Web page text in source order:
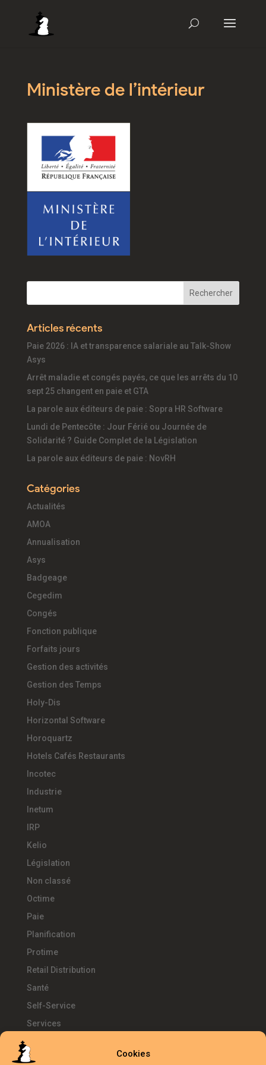
Cookies
Ministère de l’intérieur
Articles récents
Paie 2026 : IA et transparence salariale au Talk-Show
Asys
Arrêt maladie et congés payés, ce que les arrêts du 10
sept 25 changent en paie et GTA
La parole aux éditeurs de paie : Sopra HR Software
Lundi de Pentecôte : Jour Férié ou Journée de
Solidarité ? Guide Complet de la Législation
La parole aux éditeurs de paie : NovRH
Catégories
Actualités
AMOA
Annualisation
Asys
Badgeage
Cegedim
Congés
Fonction publique
Forfaits jours
Gestion des activités
Gestion des Temps
Holy-Dis
Horizontal Software
Horoquartz
Hotels Cafés Restaurants
Incotec
Industrie
Inetum
IRP
Kelio
Législation
Non classé
Octime
Paie
Planification
Protime
Retail Distribution
Santé
Self-Service
Services
Télétravail